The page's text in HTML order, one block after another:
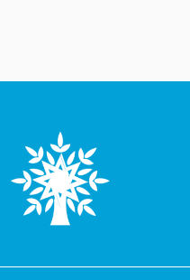
vasitəsi kimi tətbiq edir
06 Avqust 17:27
İsrail ordusu yenidən Livanın
cənubunu bombalayıb